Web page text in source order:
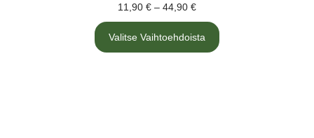
11,90 € – 44,90 €
Valitse Vaihtoehdoista